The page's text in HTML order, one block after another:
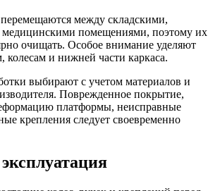
между складскими,
медицинскими помещениями, поэтому их
очищать. Особое внимание уделяют
колесам и нижней части каркаса.
выбирают с учетом материалов и
Поврежденное покрытие,
платформы, неисправные
крепления следует своевременно